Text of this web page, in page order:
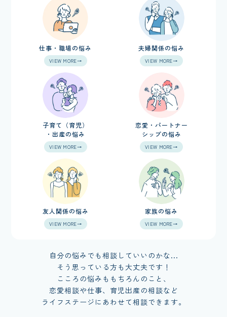
仕事・職場の悩み
VIEW MORE→
夫婦関係の悩み
VIEW MORE→
子育て（育児）
・出産の悩み
VIEW MORE→
恋愛・パートナー
シップの悩み
VIEW MORE→
友人関係の悩み
VIEW MORE→
家族の悩み
VIEW MORE→
自分の悩みでも相談していいのかな...
そう思っている方も大丈夫です！
こころの悩みももちろんのこと、
恋愛相談や仕事、育児出産の相談など
ライフステージにあわせて相談できます。